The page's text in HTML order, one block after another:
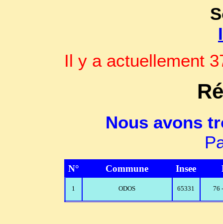
Il y a actuellement
Nous avons
N° Commune Insee
1 ODOS 65331 76